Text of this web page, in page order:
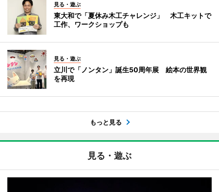
見る・遊ぶ
東大和で「夏休み木工チャレンジ」 木工キットで
工作、ワークショップも
見る・遊ぶ
立川で「ノンタン」誕生50周年展 絵本の世界観
を再現
もっと見る
見る・遊ぶ